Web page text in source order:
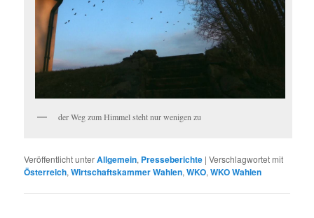
der Weg zum Himmel steht nur wenigen zu
Veröffentlicht unterAllgemein, Presseberichte |Verschlagwortet mit
Österreich,Wirtschaftskammer Wahlen,WKO,WKO Wahlen